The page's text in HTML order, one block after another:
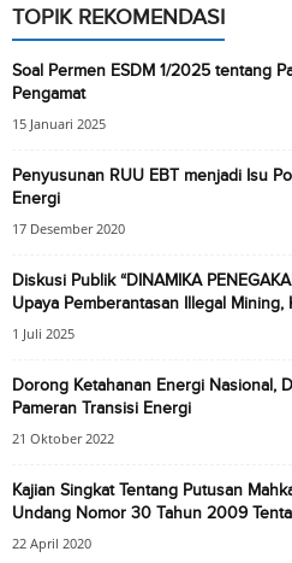
TOPIK REKOMENDASI
Soal Permen ESDM 1/2025 tentang
Pengamat
15 Januari 2025
Penyusunan RUU EBT menjadi Isu
Energi
17 Desember 2020
Diskusi Publik “DINAMIKA
Upaya Pemberantasan Illegal
1 Juli 2025
Dorong Ketahanan Energi Nasional,
Pameran Transisi Energi
21 Oktober 2022
Kajian Singkat Tentang Putusan
Undang Nomor 30 Tahun 2009
22 April 2020